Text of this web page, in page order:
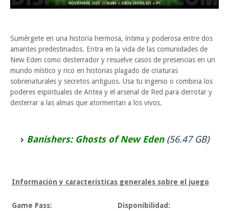
Sumérgete en una historia hermosa, íntima y poderosa entre dos
amantes predestinados. Entra en la vida de las comunidades de
New Eden como desterrador y resuelve casos de presencias en un
mundo místico y rico en historias plagado de criaturas
sobrenaturales y secretos antiguos. Usa tu ingenio o combina los
poderes espirituales de Antea y el arsenal de Red para derrotar y
desterrar a las almas que atormentan a los vivos.
Banishers: Ghosts of New Eden(56.47 GB)
Información y características generales sobre el juego
Game Pass:
Disponibilidad: